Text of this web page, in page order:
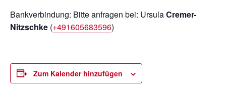
Bankverbindung: Bitte anfragen bei: UrsulaCremer-
Nitzschke (+491605683596)
Zum Kalender hinzufügen